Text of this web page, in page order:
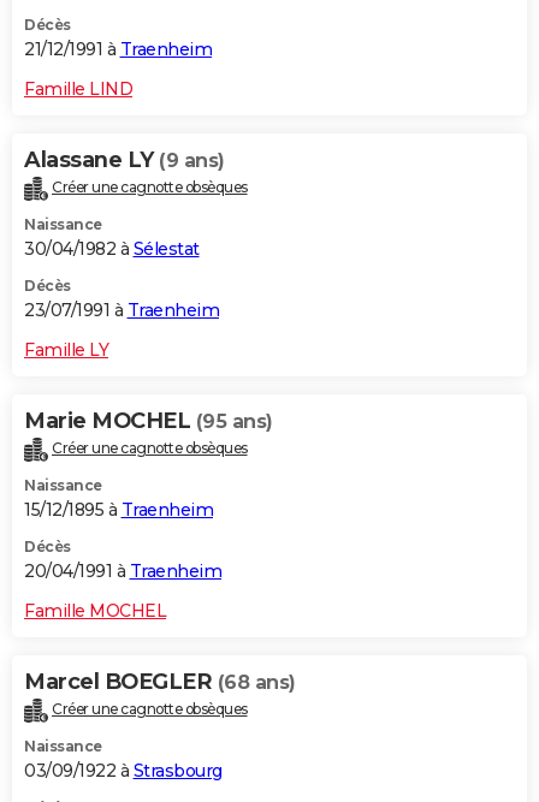
Décès
21/12/1991 à Traenheim
Famille LIND
Alassane LY (9 ans)
Créer une cagnotte obsèques
Naissance
30/04/1982 à Sélestat
Décès
23/07/1991 à Traenheim
Famille LY
Marie MOCHEL (95 ans)
Créer une cagnotte obsèques
Naissance
15/12/1895 à Traenheim
Décès
20/04/1991 à Traenheim
Famille MOCHEL
Marcel BOEGLER (68 ans)
Créer une cagnotte obsèques
Naissance
03/09/1922 à Strasbourg